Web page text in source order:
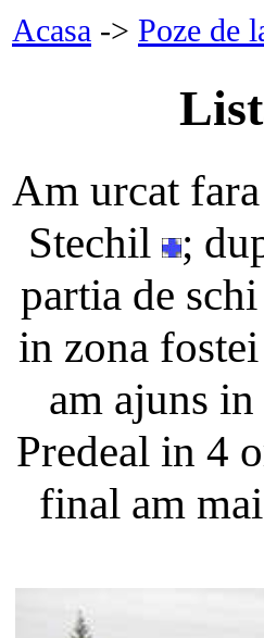
Acasa -> Poze de
Am urcat
Stechil
;
partia de
in zona
am ajuns
Predeal in 4
final am